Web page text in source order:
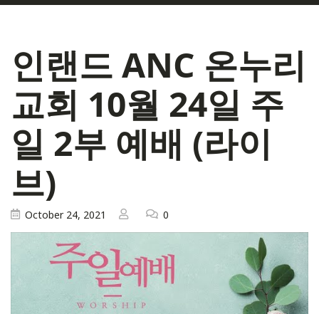
인랜드 ANC 온누리
교회 10월 24일 주
일 2부 예배 (라이
브)
October 24, 2021 0